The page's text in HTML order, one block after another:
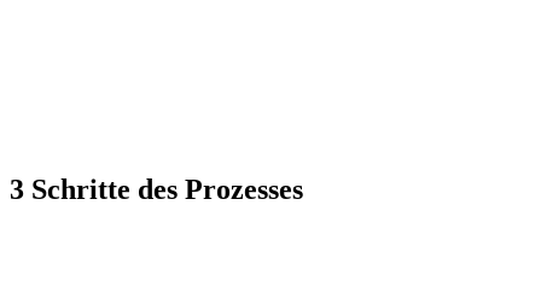
3 Schritte des Prozesses